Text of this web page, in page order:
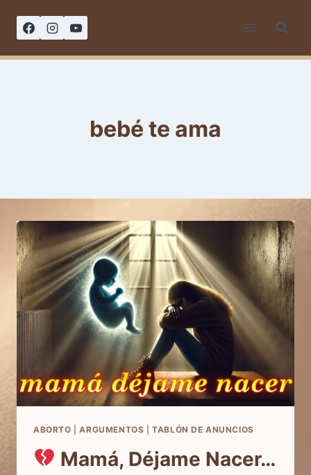
bebé te ama
ABORTO |ARGUMENTOS |TABLÓN DE ANUNCIOS
Mamá, Déjame Nacer…